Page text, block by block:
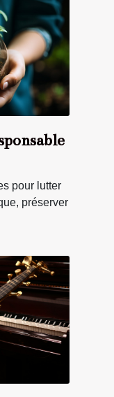
pour lutter
préserver